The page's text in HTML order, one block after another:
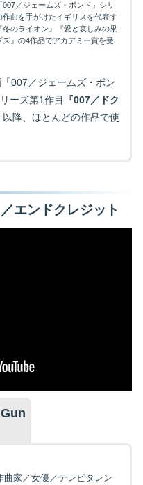
／ジェームズ・ボンド」シリ
曲を手がけたイギリスを代表す
のライオン』『愛と哀しみの果
』の4作品でアカデミー賞を受
007／ジェームズ・ボン
ーズ第1作目
『007／ドク
以降、ほとんどの作品で使
エンドクレジット
曲家／女優／テレビタレン